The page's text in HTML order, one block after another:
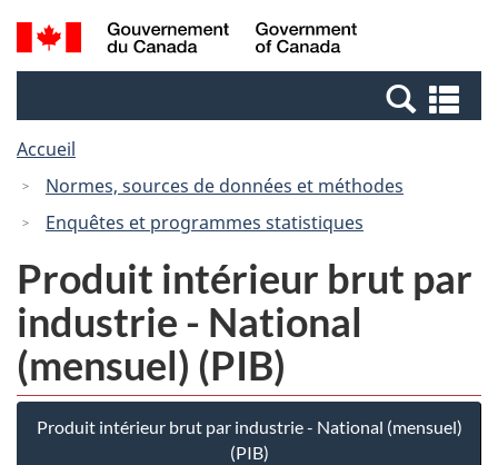
Passer
au
Passer
à
Canada
Recherche
et
et
Accueil
Normes, sources de données et méthodes
Enquêtes et programmes statistiques
Produit intérieur brut par
industrie - National
(mensuel) (PIB)
Produit intérieur brut par industrie - National (mensuel)
(PIB)